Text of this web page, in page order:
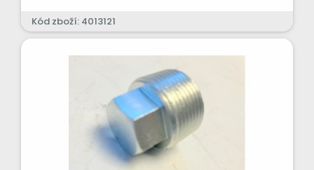
Kód zboží: 4013121